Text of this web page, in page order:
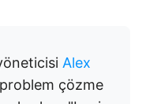
Alex
problem çözme